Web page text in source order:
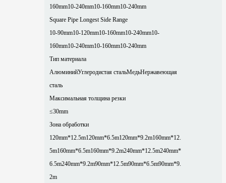
160mm10-240mm10-160mm10-240mm
Square Pipe Longest Side Range
10-90mm10-120mm10-160mm10-240mm10-
160mm10-240mm10-160mm10-240mm
Тип материала
АлюминийУглеродистая стальМедьНержавеющая
сталь
Максимальная толщина резки
≤30mm
Зона обработки
120mm*12.5m120mm*6.5m120mm*9.2m160mm*12.
5m160mm*6.5m160mm*9.2m240mm*12.5m240mm*
6.5m240mm*9.2m90mm*12.5m90mm*6.5m90mm*9.
2m